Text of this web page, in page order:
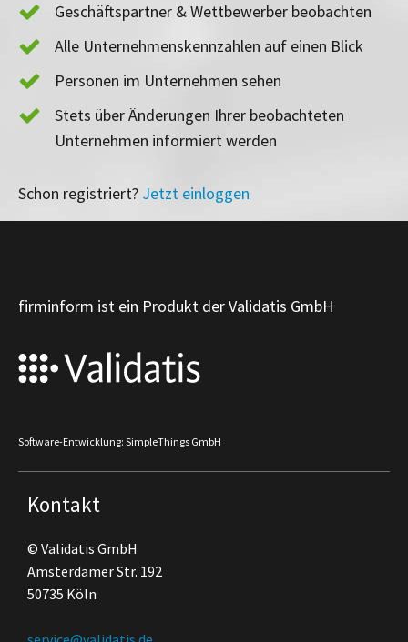
Geschäftspartner & Wettbewerber beobachten
Alle Unternehmenskennzahlen auf einen Blick
Personen im Unternehmen sehen
Stets über Änderungen Ihrer beobachteten
Unternehmen informiert werden
Schon registriert? Jetzt einloggen
firminform ist ein Produkt der Validatis GmbH
Software-Entwicklung: SimpleThings GmbH
Kontakt
© Validatis GmbH
Amsterdamer Str. 192
50735 Köln